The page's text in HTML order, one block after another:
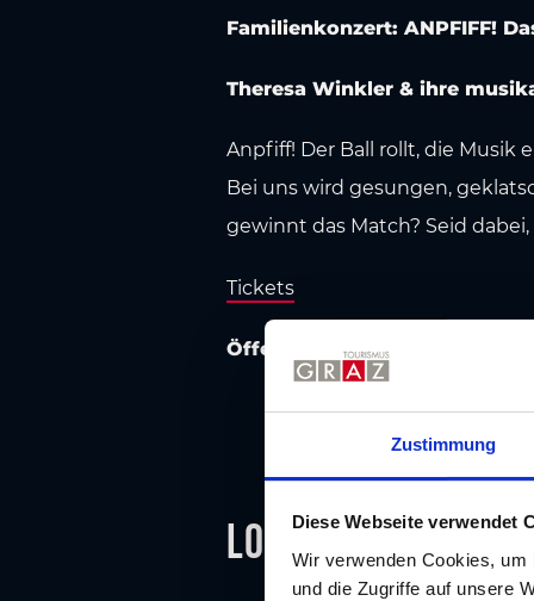
Zustimmung
Diese Webseite verwendet
Wir verwenden Cookies,
und die Zugriffe auf unsere
Familienkonzert: ANPFIFF!
Theresa Winkler & ihre
Anpfiff! Der Ball rollt, die Musik
Bei uns wird gesungen,
gewinnt das Match? Seid
Tickets
Öffentliche Erreichbarkeit:
Location